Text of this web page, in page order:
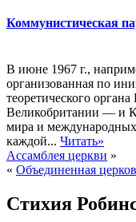
Коммунистическая
В июне 1967 г.,
организованная по
теоретического
Великобритании — и
мира и
каждой... Читать»
Ассамблея церкви »
« Объединенная
Стихия